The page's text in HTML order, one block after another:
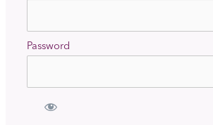
Password